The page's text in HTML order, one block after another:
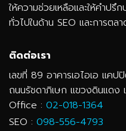
ให้ความช่วยเหลือและให้คำป
ทั่วไปในด้าน SEO และการตล
ติดต่อเรา
เลขที่ 89 อาคารเอไอเอ แค
ถนนรัชดาภิเษก แขวงดินแดง
Office : 02-018-1364
SEO : 098-556-4793